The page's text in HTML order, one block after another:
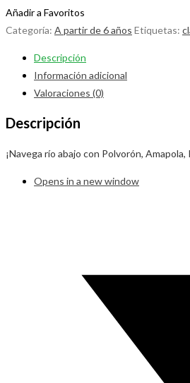
Añadir a Favoritos
Categoría: A partir de 6 años Etiquetas:
Descripción
Información adicional
Valoraciones (0)
Descripción
¡Navega río abajo con Polvorón,
Opens in a new window